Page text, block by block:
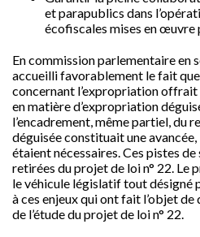
et parapublics dans
écofiscales mises en œuvre
En commission parlementaire en
accueilli favorablement le fait
concernant l’expropriation
en matière d’expropriation
l’encadrement, même partiel, du
déguisée constituait une
étaient nécessaires. Ces pistes
retirées du projet de loi n° 22. Le
le véhicule législatif tout désigné
à ces enjeux qui ont fait l’objet de
de l’étude du projet de loi n° 22.